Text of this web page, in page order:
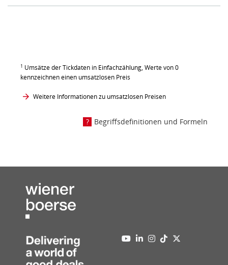
1 Umsätze der Tickdaten in Einfachzählung, Werte von 0
kennzeichnen einen umsatzlosen Preis
Weitere Informationen zu umsatzlosen Preisen
Begriffsdefinitionen und Formeln